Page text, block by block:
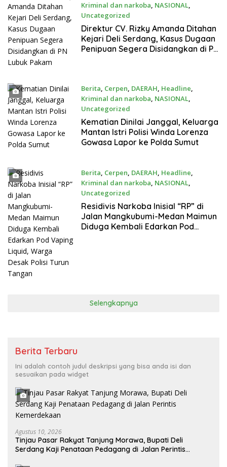
Kriminal dan narkoba, NASIONAL,
Uncategorized
Agustus 8, 2026
Direktur CV. Rizky Amanda Ditahan
Kejari Deli Serdang, Kasus Dugaan
Penipuan Segera Disidangkan di PN
Berita, Cerpen, DAERAH, Headline,
Kriminal dan narkoba, NASIONAL,
Uncategorized
Agustus 8, 2026
Kematian Dinilai Janggal, Keluarga
Mantan Istri Polisi Winda Lorenza
Gowasa Lapor ke Polda Sumut
Berita, Cerpen, DAERAH, Headline,
Kriminal dan narkoba, NASIONAL,
Uncategorized
Agustus 7, 2026
Residivis Narkoba Inisial “RP” di
Jalan Mangkubumi-Medan Maimun
Diduga Kembali Edarkan Pod
Selengkapnya
Berita Terbaru
Ini adalah contoh judul deskripsi yang bisa anda isi dan
sesuaikan pada widget
Agustus 10, 2026
Tinjau Pasar Rakyat Tanjung Morawa, Bupati Deli
Serdang Kaji Penataan Pedagang di Jalan Perintis